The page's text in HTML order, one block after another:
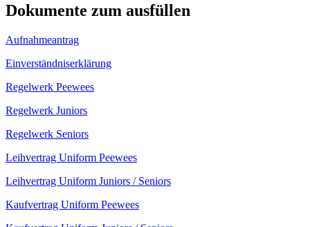
Dokumente zum ausfüllen
Aufnahmeantrag
Einverständniserklärung
Regelwerk Peewees
Regelwerk Juniors
Regelwerk Seniors
Leihvertrag Uniform Peewees
Leihvertrag Uniform Juniors / Seniors
Kaufvertrag Uniform Peewees